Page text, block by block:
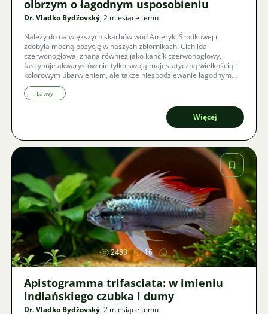
olbrzym o łagodnym usposobieniu
Dr. Vladko Bydžovský, 2 miesiące temu
Należy do największych skarbów wód Ameryki Środkowej i
zdobyła mocną pozycję w naszych zbiornikach. Cichlida
czerwonogłowa, znana również jako kančík czerwonogłowy,
fascynuje akwarystów nie tylko swoją majestatyczną wielkością i
kolorowym ubarwieniem, ale także niespodziewanie łagodnym
usposobieniem. Co wszystko wiąże się z hodowlą tego
inteligentnego olbrzyma i jak stworzyć mu w niewoli idealne
warunki do udanego rozmnażania?
Łatwy
Więcej
Zdjęcie
2483 16
Apistogramma trifasciata: w imieniu
indiańskiego czubka i dumy
Dr. Vladko Bydžovský, 2 miesiące temu